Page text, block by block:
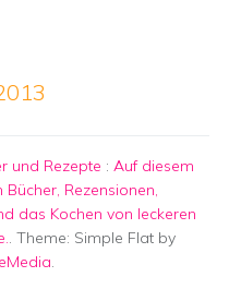
und Rezepte : Auf diesem
Rezensionen,
das Kochen von leckeren
. Theme: Simple Flat by
.